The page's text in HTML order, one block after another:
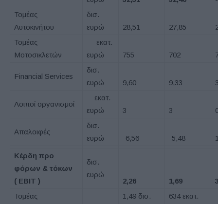
Τομέας
Αυτοκινήτου
δισ.
ευρώ
28,51 27,85
Τομέας
Μοτοσικλετών
εκατ.
ευρώ
755 702
Financial Services
δισ.
ευρώ
9,60 9,33
Λοιποί οργανισμοί
εκατ.
ευρώ
3 3
Απαλοιφές
δισ.
ευρώ
-6,56 -5,48
Κέρδη προ
φόρων & τόκων
( EBIT )
δισ.
ευρώ
2,26 1,69
Τομέας
1,49 δισ.
634 εκατ.